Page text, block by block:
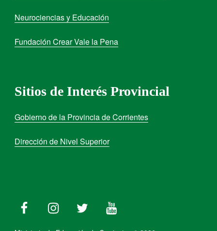
Neurociencias y Educación
Fundación Crear Vale la Pena
Sitios de Interés Provincial
Gobierno de la Provincia de Corrientes
Dirección de Nivel Superior